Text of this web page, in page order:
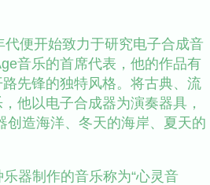
代便开始致力于研究电子合成音
音乐的首席代表，他的作品有
先锋的独特风格。将古典、流
他以电子合成器为演奏器具，
创造海洋、冬天的海岸、夏天的
器制作的音乐称为“心灵音